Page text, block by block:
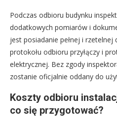
Podczas odbioru budynku
dodatkowych pomiarów i
jest posiadanie pełnej i
protokołu odbioru przyłączy i
elektrycznej. Bez zgody
zostanie oficjalnie oddany do
Koszty odbioru
co się przygotować?